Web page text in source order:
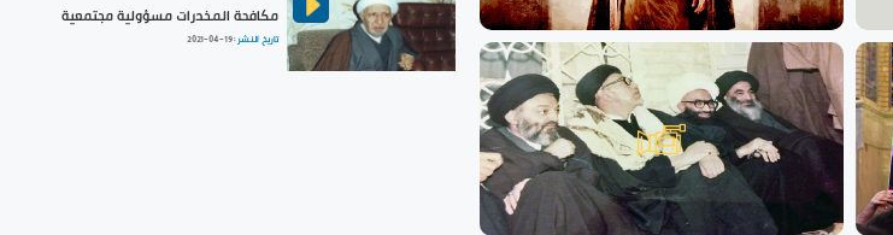
مكافحة المخدرات مسؤولية مجتمعية
تاريخ النشر :2021-04-19